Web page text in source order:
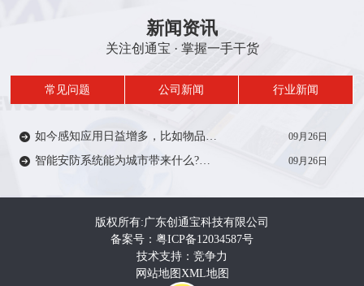
新闻资讯
关注创通宝 · 掌握一手干货
常见问题 公司新闻 行业新闻
09月26日
09月26日
版权所有:广东创通宝科技有限公司
备案号：粤ICP备12034587号
技术支持：竞争力
网站地图 XML地图